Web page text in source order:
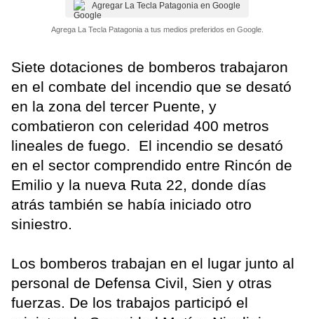
Agregar La Tecla Patagonia en Google
Agrega La Tecla Patagonia a tus medios preferidos en Google.
Siete dotaciones de bomberos trabajaron
en el combate del incendio que se desató
en la zona del tercer Puente, y
combatieron con celeridad 400 metros
lineales de fuego. El incendio se desató
en el sector comprendido entre Rincón de
Emilio y la nueva Ruta 22, donde días
atrás también se había iniciado otro
siniestro.
Los bomberos trabajan en el lugar junto al
personal de Defensa Civil, Sien y otras
fuerzas. De los trabajos participó el